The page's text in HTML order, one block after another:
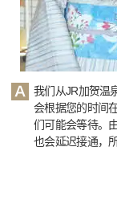
我们从JR加贺温
会根据您的时间
们可能会等待。
也会延迟接通，